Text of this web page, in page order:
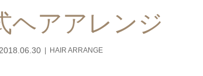
ヘアアレンジ
2018.06.30 HAIR ARRANGE